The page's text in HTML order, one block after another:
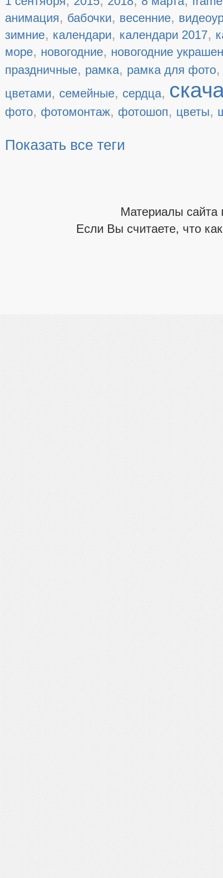
анимация, бабочки, весенние,
зимние, календари, календари 2017,
море, новогодние, новогодние
праздничные, рамка, рамка для фото
цветами, семейные, сердца,
фото, фотомонтаж, фотошоп, цветы,
Показать все теги
Материалы сайта
Если Вы считаете, что